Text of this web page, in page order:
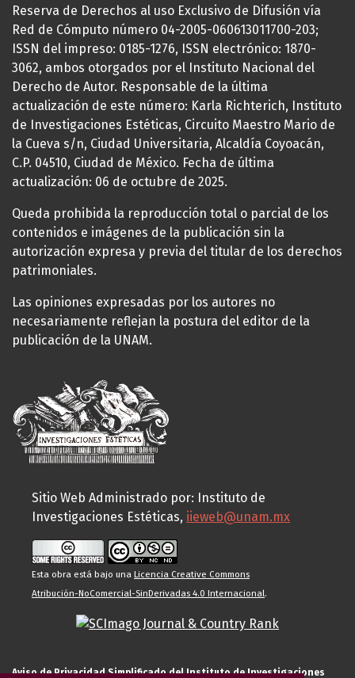
Reserva de Derechos al uso Exclusivo de Difusión vía
Red de Cómputo número 04-2005-060613011700-203;
ISSN del impreso: 0185-1276, ISSN electrónico: 1870-
3062, ambos otorgados por el Instituto Nacional del
Derecho de Autor. Responsable de la última
actualización de este número: Karla Richterich, Instituto
de Investigaciones Estéticas, Circuito Maestro Mario de
la Cueva s/n, Ciudad Universitaria, Alcaldía Coyoacán,
C.P. 04510, Ciudad de México. Fecha de última
actualización: 06 de octubre de 2025.
Queda prohibida la reproducción total o parcial de los
contenidos e imágenes de la publicación sin la
autorización expresa y previa del titular de los derechos
patrimoniales.
Las opiniones expresadas por los autores no
necesariamente reflejan la postura del editor de la
publicación de la UNAM.
Sitio Web Administrado por: Instituto de
Investigaciones Estéticas, iieweb@unam.mx
Esta obra está bajo una Licencia Creative Commons
Atribución-NoComercial-SinDerivadas 4.0 Internacional.
Aviso de Privacidad Simplificado del Instituto de Investigaciones